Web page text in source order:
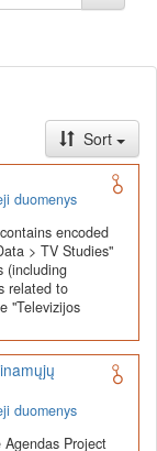
600 duomenų ir
dokumentuoti
LiDA
analizės
perkėlimo iš
įvairių tipų
pagal tipą:
duomenys
pat LiDA
(Didelių projektų
bei Lietuvos
mokslų
išmokti
Sort
duomenys
encoded
> TV Studies"
(including
related to
"Televizijos
duomenys
Project